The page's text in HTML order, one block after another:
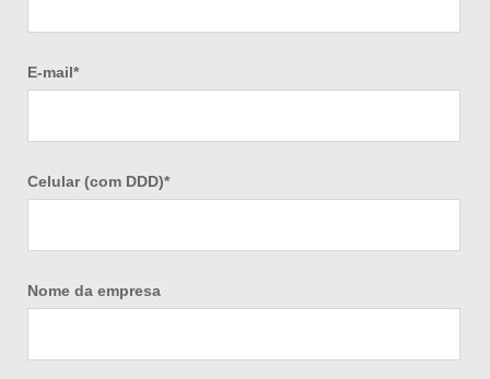
E-mail*
Celular (com DDD)*
Nome da empresa